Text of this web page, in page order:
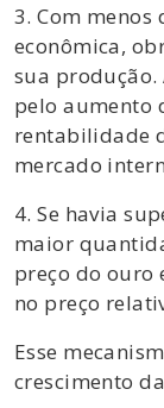
3. Com
econômica,
sua produção.
pelo aumento
rentabilidade
mercado
4. Se havia
maior
preço do ouro
no preço
Esse
crescimento